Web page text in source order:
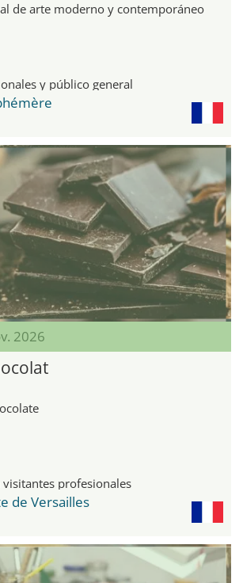
de arte moderno y contemporáneo
y público general
2026
profesionales
de Versailles